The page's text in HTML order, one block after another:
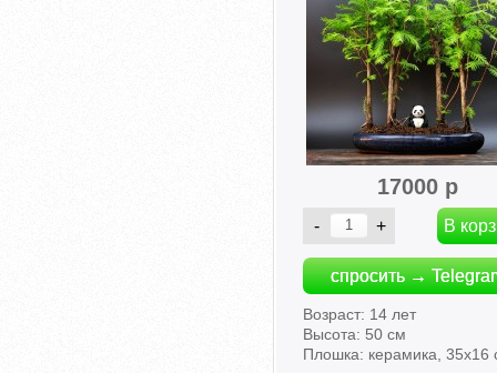
17000 р
спросить →
Возраст: 14 лет
Высота: 50 см
Плошка: керамика, 35х16